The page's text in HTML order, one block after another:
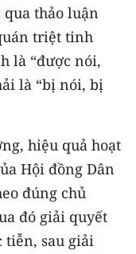
thảo luận
triệt tinh
là “được nói,
là “bị nói, bị
hiệu quả hoạt
Hội đồng Dân
đúng chủ
đó giải quyết
tiễn, sau giải